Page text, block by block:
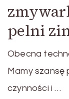
pelni
Obecna
Mamy szansę
czynności i …